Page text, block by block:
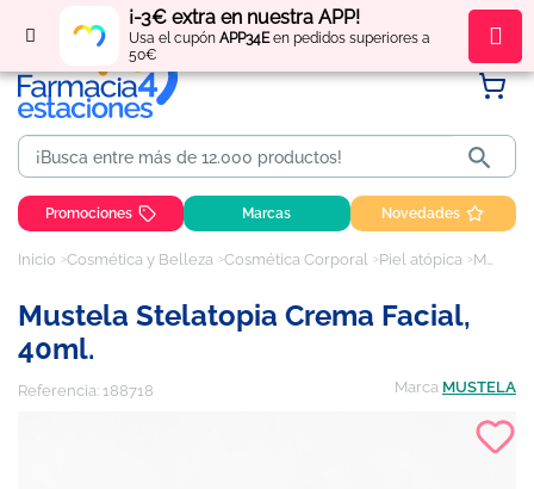
¡-3€ extra en nuestra APP!
Usa el cupón APP34Een pedidos superiores a
50€
Regístratey obténpuntos por tus compras

Promociones Marcas Novedades
Inicio Cosmética y Belleza Cosmética Corporal Piel atópica Mustela Stelatopia Crema Facial, 40ml.
Mustela Stelatopia Crema Facial,
40ml.
Referencia: 188718 Marca MUSTELA